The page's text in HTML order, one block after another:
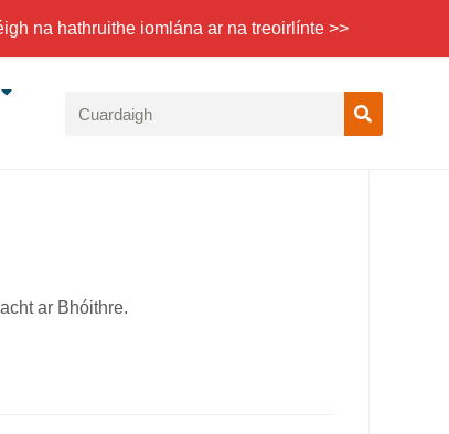
na hathruithe iomlána ar na treoirlínte >>
ar Bhóithre.